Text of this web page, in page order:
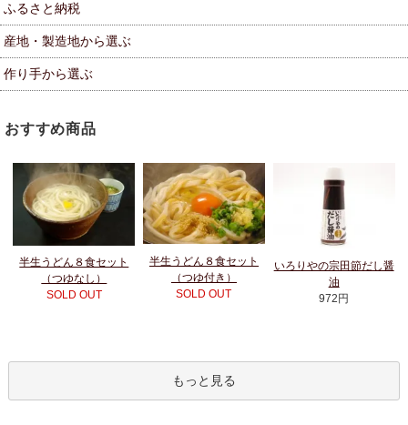
ふるさと納税
産地・製造地から選ぶ
作り手から選ぶ
おすすめ商品
半生うどん８食セット
（つゆなし）
SOLD OUT
半生うどん８食セット
（つゆ付き）
SOLD OUT
いろりやの宗田節だし醤
油
972円
もっと見る